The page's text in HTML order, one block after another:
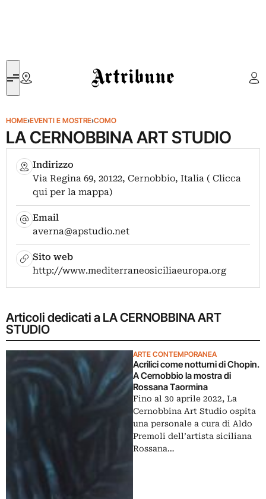
Artribune
HOME›EVENTI E MOSTRE›COMO
LA CERNOBBINA ART STUDIO
Indirizzo
Via Regina 69, 20122, Cernobbio, Italia ( Clicca
qui per la mappa)
Email
averna@apstudio.net
Sito web
http://www.mediterraneosiciliaeuropa.org
Articoli dedicati a LA CERNOBBINA ART
STUDIO
ARTE CONTEMPORANEA
Acrilici come notturni di Chopin.
A Cernobbio la mostra di
Rossana Taormina
Fino al 30 aprile 2022, La
Cernobbina Art Studio ospita
una personale a cura di Aldo
Premoli dell’artista siciliana
Rossana…